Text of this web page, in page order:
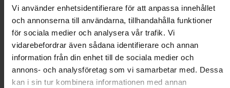
Vi använder enhetsidentifierare för att anpassa innehållet
och annonserna till användarna, tillhandahålla funktioner
för sociala medier och analysera vår trafik. Vi
vidarebefordrar även sådana identifierare och annan
information från din enhet till de sociala medier och
annons- och analysföretag som vi samarbetar med. Dessa
kan i sin tur kombinera informationen med annan
klädkammare och fönster. Övriga sovrum har
garderober enligt bofaktablad. Lägenheten har
genomgående parkettgolv i ek, vitmålade väggar,
fönsterbänkar i natursten och vita släta innerdörrar.
Boendeform: Bostadsrätt
Boarea: 96 kvm